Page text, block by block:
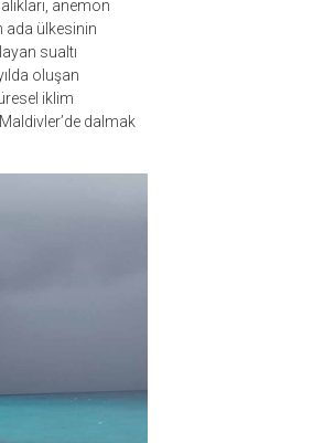
anemon
ada ülkesinin
sualtı
oluşan
iklim
dalmak